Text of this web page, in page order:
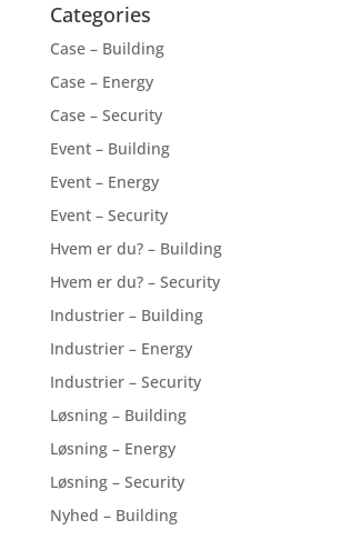
Categories
Case – Building
Case – Energy
Case – Security
Event – Building
Event – Energy
Event – Security
Hvem er du? – Building
Hvem er du? – Security
Industrier – Building
Industrier – Energy
Industrier – Security
Løsning – Building
Løsning – Energy
Løsning – Security
Nyhed – Building